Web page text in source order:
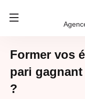
Former vos
pari
?